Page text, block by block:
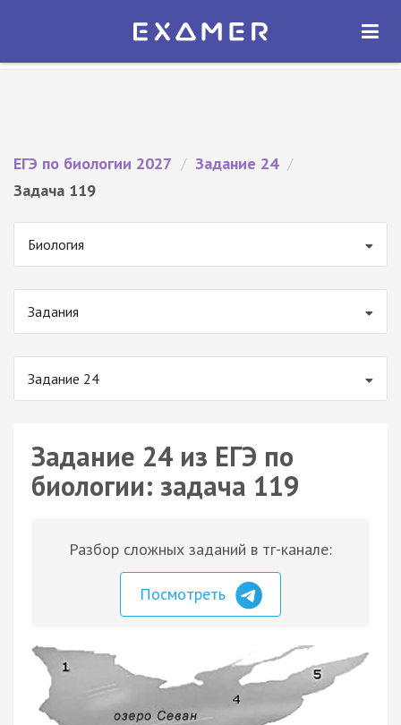
Экзамер — ЕГЭ 2027
ОТКРЫТЬ
ЕГЭ по биологии 2027 / Задание 24 /
Задача 119
Биология
Задания
Задание 24
Задание 24 из ЕГЭ по
биологии: задача 119
Разбор сложных заданий в тг-канале:
Посмотреть